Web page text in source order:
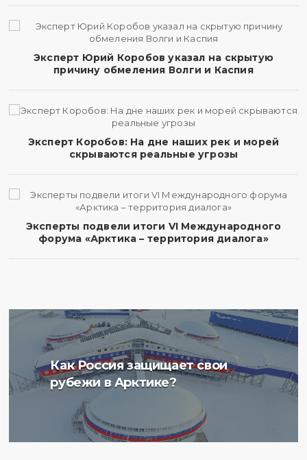
Эксперт Юрий Коробов указал на скрытую
причину обмеления Волги и Каспия
Эксперт Коробов: На дне наших рек и морей
скрываются реальные угрозы
Эксперты подвели итоги VI Международного
форума «Арктика – территория диалога»
Как Россия защищает свои
рубежи в Арктике?
Ученые Арктического
плавучего университета
радиоактивности донных
отложений в Баренцевом